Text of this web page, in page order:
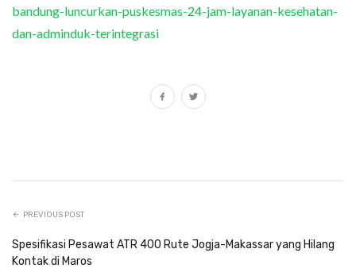
bandung-luncurkan-puskesmas-24-jam-layanan-kesehatan-
dan-adminduk-terintegrasi
PREVIOUS POST
Spesifikasi Pesawat ATR 400 Rute Jogja-Makassar yang Hilang
Kontak di Maros